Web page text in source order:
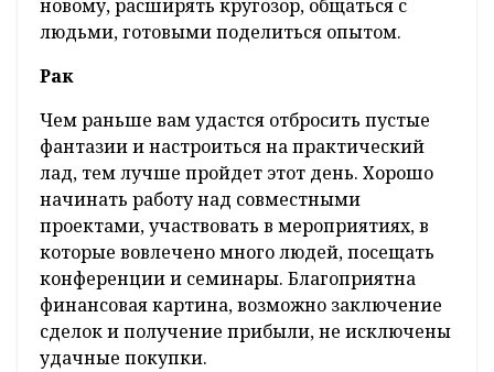
новому, расширять кругозор, общаться с
людьми, готовыми поделиться опытом.
Рак
Чем раньше вам удастся отбросить пустые
фантазии и настроиться на практический
лад, тем лучше пройдет этот день. Хорошо
начинать работу над совместными
проектами, участвовать в мероприятиях, в
которые вовлечено много людей, посещать
конференции и семинары. Благоприятна
финансовая картина, возможно заключение
сделок и получение прибыли, не исключены
удачные покупки.